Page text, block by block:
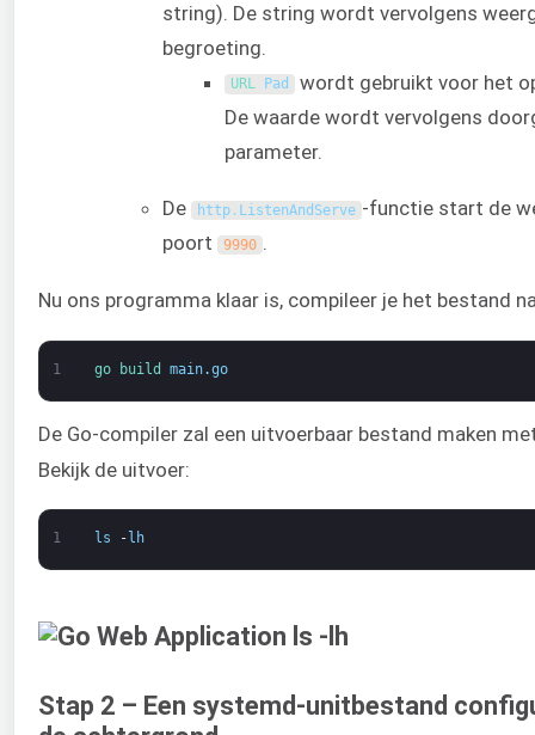
string). De string wordt vervolgens
begroeting.
URL Pad wordt gebruikt voor het
De waarde wordt vervolgens
parameter.
De http. ListenAndServe -functie start de
poort
9990 .
Nu ons programma klaar is, compileer je het bestand
1 go build main.go
De Go-compiler zal een uitvoerbaar bestand maken
Bekijk de uitvoer:
1 ls - lh
Stap 2 – Een systemd-unitbestand